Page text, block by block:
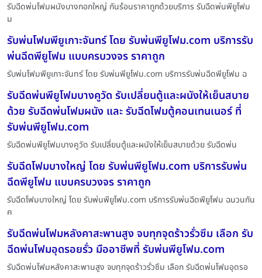
รับฉีดพ่นโฟมผนังบางกอกใหญ่ กันร้อนราคาถูกด้วยบริการ รับฉีดพ่นพียูโฟม
ม
รับพ่นโฟมพียูเกาะจันทร์ โดย รับพ่นพียูโฟม.com บริการรับ
พ่นฉีดพียูโฟม แบบครบวงจร ราคาถูก
รับพ่นโฟมพียูเกาะจันทร์ โดย รับพ่นพียูโฟม.com บริการรับพ่นฉีดพียูโฟม ฉ
รับฉีดพ่นพียูโฟมบางคูวัด รับเปลี่ยนตู้และผนังให้เย็นสบาย
ด้วย รับฉีดพ่นโฟมผนัง และ รับฉีดโฟมตู้คอนเทนเนอร์ ที่
รับพ่นพียูโฟม.com
รับฉีดพ่นพียูโฟมบางคูวัด รับเปลี่ยนตู้และผนังให้เย็นสบายด้วย รับฉีดพ่น
รับฉีดโฟมบางใหญ่ โดย รับพ่นพียูโฟม.com บริการรับพ่น
ฉีดพียูโฟม แบบครบวงจร ราคาถูก
รับฉีดโฟมบางใหญ่ โดย รับพ่นพียูโฟม.com บริการรับพ่นฉีดพียูโฟม ฉนวนกัน
ค
รับฉีดพ่นโฟมหลังคาสะพานสูง จบทุกจุดร้าวรั่วซึม เลือก รับ
ฉีดพ่นโฟมอุดรอยรั่ว มืออาชีพที่ รับพ่นพียูโฟม.com
รับฉีดพ่นโฟมหลังคาสะพานสูง จบทุกจุดร้าวรั่วซึม เลือก รับฉีดพ่นโฟมอุดรอ